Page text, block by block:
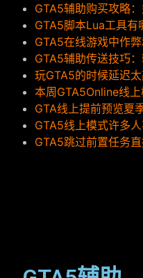
GTA5辅助购买攻略
GTA5脚本Lua工具有
GTA5在线游戏中作
GTA5辅助传送技巧
玩GTA5的时候延迟太
本周GTA5Online线
GTA线上提前预览夏
GTA5线上模式许多
GTA5跳过前置任务